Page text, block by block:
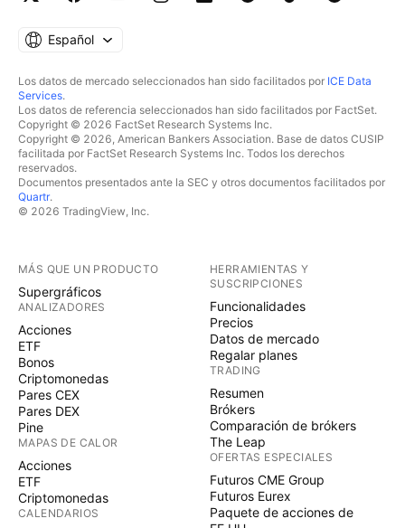
Español
Los datos de mercado seleccionados han sido facilitados por ICE Data
Services.
Los datos de referencia seleccionados han sido facilitados por FactSet.
Copyright © 2026 FactSet Research Systems Inc.
Copyright © 2026, American Bankers Association. Base de datos CUSIP
facilitada por FactSet Research Systems Inc. Todos los derechos
reservados.
Documentos presentados ante la SEC y otros documentos facilitados por
Quartr.
© 2026 TradingView, Inc.
MÁS QUE UN PRODUCTO
Supergráficos
ANALIZADORES
Acciones
ETF
Bonos
Criptomonedas
Pares CEX
Pares DEX
Pine
MAPAS DE CALOR
Acciones
ETF
Criptomonedas
CALENDARIOS
HERRAMIENTAS Y
SUSCRIPCIONES
Funcionalidades
Precios
Datos de mercado
Regalar planes
TRADING
Resumen
Brókers
Comparación de brókers
The Leap
OFERTAS ESPECIALES
Futuros CME Group
Futuros Eurex
Paquete de acciones de